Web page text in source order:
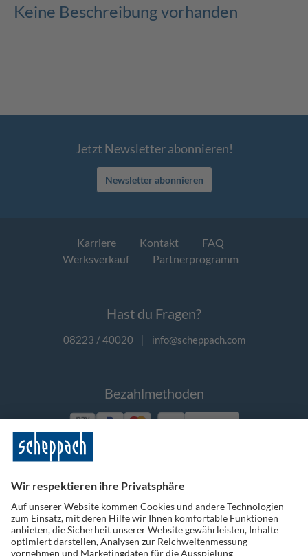
Keine Beschreibung vorhanden
Jetzt Newsletter abonnieren!
Newsletter abonnieren
Karriere Kontakt
FAQ
Werksverkauf
Partnerprogramm
Hast du Fragen?
08223 / 40020 | info@scheppach.com
Bezahlmethoden
Vorkasse
Folge uns auf Social Media